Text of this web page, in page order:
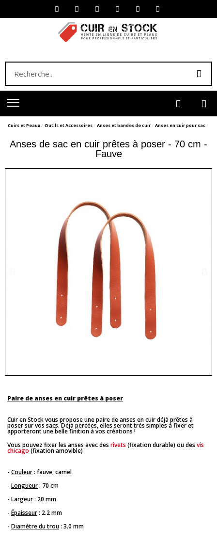
Cuirs et Peaux Outils et Accessoires Anses et bandes de cuir Anses en cuir pour sac
Anses de sac en cuir prêtes à poser - 70 cm -
Fauve
Paire de anses en cuir prêtes à poser
Cuir en Stock vous propose une paire de anses en cuir déjà prêtes à
poser sur vos sacs. Déjà percées, elles seront très simples à fixer et
apporteront une belle finition à vos créations !
Vous pouvez fixer les anses avec des rivets (fixation durable) ou des vis
chicago (fixation amovible)
- Couleur: fauve, camel
- Longueur: 70 cm
- Largeur: 20 mm
- Épaisseur: 2.2 mm
- Diamètre du trou: 3.0 mm